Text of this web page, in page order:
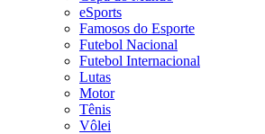
eSports
Famosos do Esporte
Futebol Nacional
Futebol Internacional
Lutas
Motor
Tênis
Vôlei